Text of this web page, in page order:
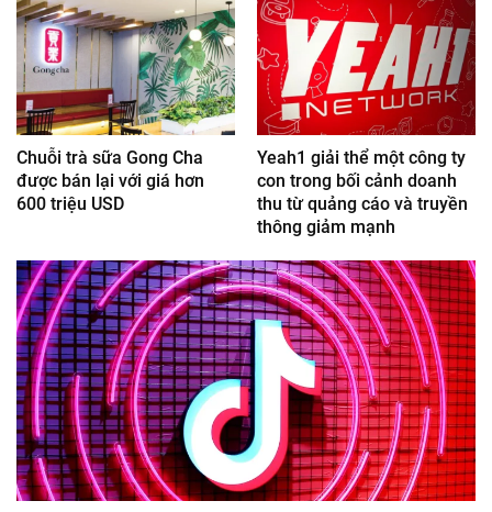
Chuỗi trà sữa Gong Cha
được bán lại với giá hơn
600 triệu USD
Yeah1 giải thể một công ty
con trong bối cảnh doanh
thu từ quảng cáo và truyền
thông giảm mạnh